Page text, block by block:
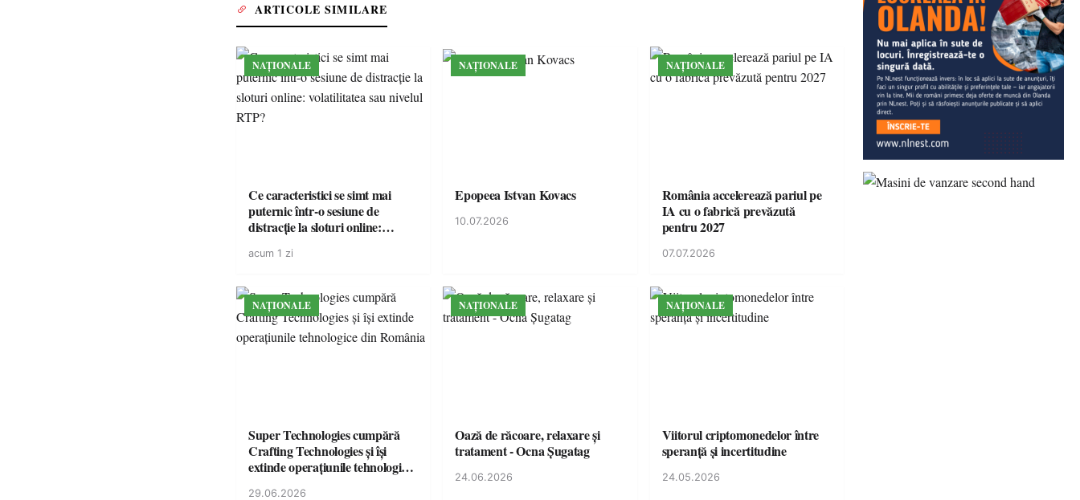
ARTICOLE SIMILARE
NAȚIONALE
Ce caracteristici se simt mai
puternic într-o sesiune de
distracție la sloturi online:
acum 1 zi
NAȚIONALE
Epopeea Istvan Kovacs
10.07.2026
NAȚIONALE
România accelerează pariul pe
IA cu o fabrică prevăzută
pentru 2027
07.07.2026
NAȚIONALE
Super Technologies cumpără
Crafting Technologies și își
extinde operațiunile tehnologice
29.06.2026
NAȚIONALE
Oază de răcoare, relaxare și
tratament - Ocna Șugatag
24.06.2026
NAȚIONALE
Viitorul criptomonedelor între
speranță și incertitudine
24.05.2026